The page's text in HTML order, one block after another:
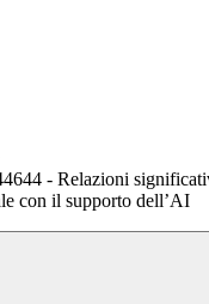
- Relazioni
con il supporto dell’AI